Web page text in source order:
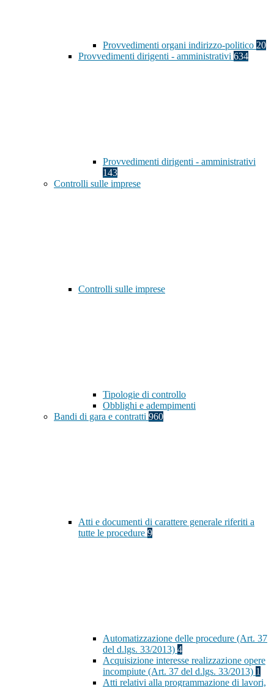
Provvedimenti organi indirizzo-politico 20
Provvedimenti dirigenti - amministrativi 634
Provvedimenti dirigenti - amministrativi
143
Controlli sulle imprese
Controlli sulle imprese
Tipologie di controllo
Obblighi e adempimenti
Bandi di gara e contratti 960
Atti e documenti di carattere generale riferiti a
tutte le procedure 9
Automatizzazione delle procedure (Art. 37
del d.lgs. 33/2013) 4
Acquisizione interesse realizzazione opere
incompiute (Art. 37 del d.lgs. 33/2013) 1
Atti relativi alla programmazione di lavori,